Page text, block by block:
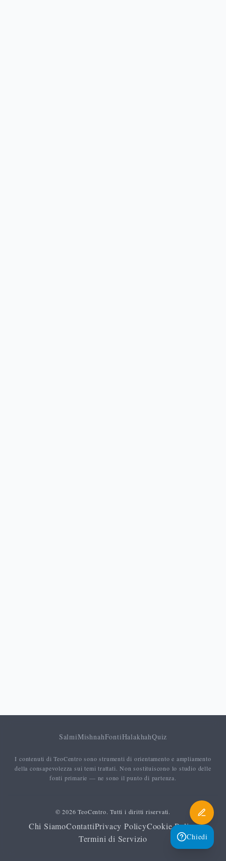
SalmiMishnahFontiHalakhahQuiz
I contenuti di TeoCentro sono strumenti di orientamento e ampliamento
della consapevolezza sui temi trattati. Non sostituiscono lo studio delle
fonti primarie — ne sono il punto di partenza.
© 2026 TeoCentro. Tutti i diritti riservati.
Chi SiamoContattiPrivacy PolicyCookie Policy
Termini di Servizio
Chiedi